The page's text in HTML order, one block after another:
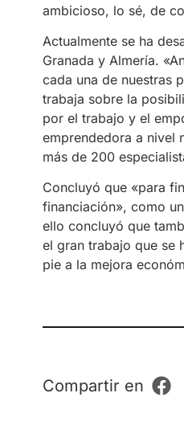
ambicioso, lo sé, de
Actualmente se ha
Granada y Almería.
cada una de nuestras
trabaja sobre la
por el trabajo y el
emprendedora a nivel
más de 200
Concluyó que «para
financiación», como
ello concluyó que
el gran trabajo que se
pie a la mejora
Compartir en